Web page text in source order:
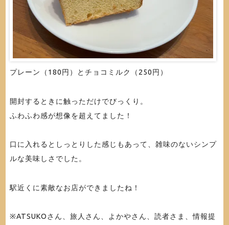
プレーン（180円）とチョコミルク（250円）
開封するときに触っただけでびっくり。
ふわふわ感が想像を超えてました！
口に入れるとしっとりした感じもあって、雑味のないシンプ
ルな美味しさでした。
駅近くに素敵なお店ができましたね！
※ATSUKOさん、旅人さん、よかやさん、読者さま、情報提